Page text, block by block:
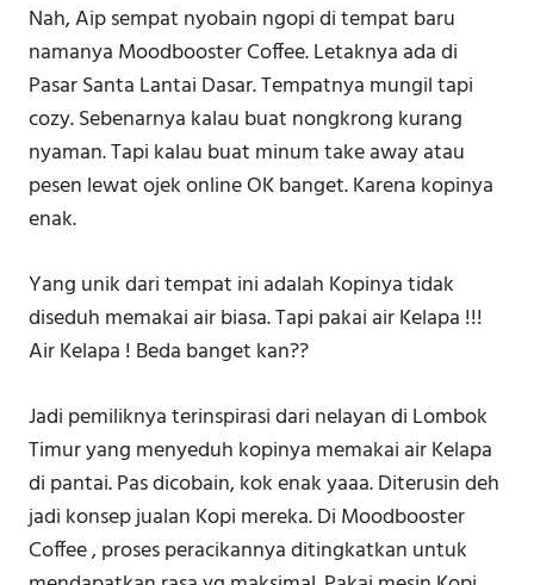
Nah, Aip sempat nyobain ngopi di tempat baru
namanya Moodbooster Coffee. Letaknya ada di
Pasar Santa Lantai Dasar. Tempatnya mungil tapi
cozy. Sebenarnya kalau buat nongkrong kurang
nyaman. Tapi kalau buat minum take away atau
pesen lewat ojek online OK banget. Karena kopinya
enak.
Yang unik dari tempat ini adalah Kopinya tidak
diseduh memakai air biasa. Tapi pakai air Kelapa !!!
Air Kelapa ! Beda banget kan??
Jadi pemiliknya terinspirasi dari nelayan di Lombok
Timur yang menyeduh kopinya memakai air Kelapa
di pantai. Pas dicobain, kok enak yaaa. Diterusin deh
jadi konsep jualan Kopi mereka. Di Moodbooster
Coffee , proses peracikannya ditingkatkan untuk